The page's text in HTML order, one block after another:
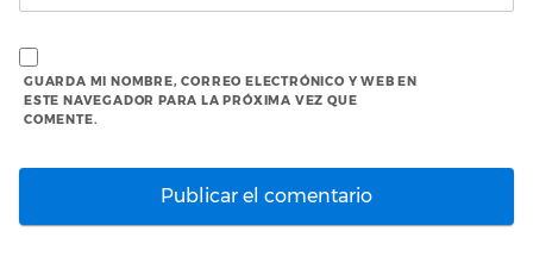
GUARDA MI NOMBRE, CORREO ELECTRÓNICO Y WEB EN
ESTE NAVEGADOR PARA LA PRÓXIMA VEZ QUE
COMENTE.